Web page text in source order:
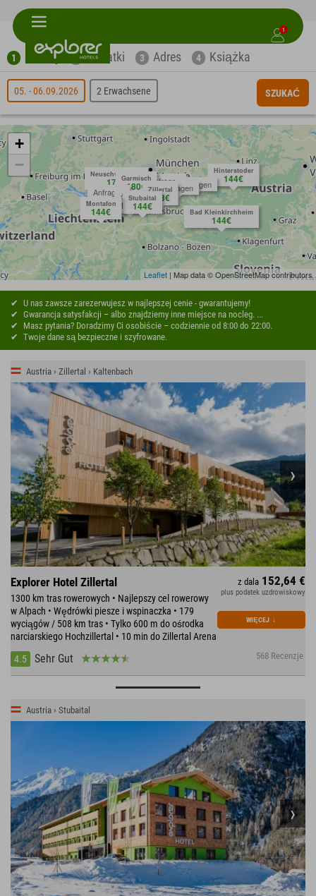
1
1 Szukaj Dodatki 3 Adres 4 Książka
05. - 06.09.2026 2 Erwachsene SZUKAĆ
Zillertal
153€
Stubaital
144€
Ötztal
144€
Neuschwanstein
171€
Montafon
144€
Hinterstoder
144€
Garmisch
180€
Bad Kleinkirchheim
144€
Anfragen
Anfragen
Anfragen
Anfragen
+
−
Leaflet | Map data © OpenStreetMap contributors
U nas zawsze zarezerwujesz w najlepszej cenie - gwarantujemy!
Gwarancja satysfakcji – albo znajdziemy inne miejsce na nocleg. ...
Masz pytania? Doradzimy Ci osobiście – codziennie od 8:00 do 22:00.
Twoje dane są bezpieczne i szyfrowane.
Austria › Zillertal › Kaltenbach
Explorer Hotel Zillertal
1300 km tras rowerowych • Najlepszy cel rowerowy
w Alpach • Wędrówki piesze i wspinaczka • 179
wyciągów / 508 km tras • Tylko 600 m do ośrodka
narciarskiego Hochzillertal • 10 min do Zillertal Arena
4.5
Sehr Gut 568 Recenzje
z dala 152,64 €
plus podatek uzdrowiskowy
WIĘCEJ ↓
Austria › Stubaital